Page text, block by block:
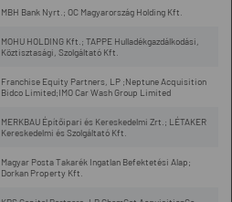
MBH Bank Nyrt.; OC Magyarország Holding Kft.
MOHU HOLDING Kft.; TAPPE Hulladékgazdálkodási,
Köztisztasági, Szolgáltató Kft.
Franchise Equity Partners, LP ;Neptune Acquisition
Bidco Limited;IMO Car Wash Group Limited
MERKBAU Építőipari és Kereskedelmi Zrt.; LÉTAKER
Kereskedelmi és Szolgáltató Kft.
Magyar Posta Takarék Ingatlan Befektetési Alap;
Dorkan Property Kft.